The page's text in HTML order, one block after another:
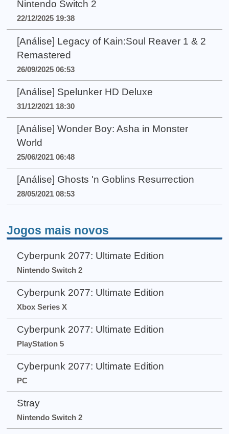
Nintendo Switch 2
22/12/2025 19:38
[Análise] Legacy of Kain:Soul Reaver 1 & 2
Remastered
26/09/2025 06:53
[Análise] Spelunker HD Deluxe
31/12/2021 18:30
[Análise] Wonder Boy: Asha in Monster
World
25/06/2021 06:48
[Análise] Ghosts 'n Goblins Resurrection
28/05/2021 08:53
Jogos mais novos
Cyberpunk 2077: Ultimate Edition
Nintendo Switch 2
Cyberpunk 2077: Ultimate Edition
Xbox Series X
Cyberpunk 2077: Ultimate Edition
PlayStation 5
Cyberpunk 2077: Ultimate Edition
PC
Stray
Nintendo Switch 2